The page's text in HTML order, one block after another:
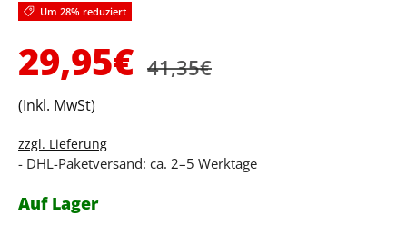
Um 28% reduziert
Verkaufspreis
29,95€ 41,35€
(Inkl. MwSt)
zzgl. Lieferung
- DHL-Paketversand: ca. 2–5 Werktage
Auf Lager